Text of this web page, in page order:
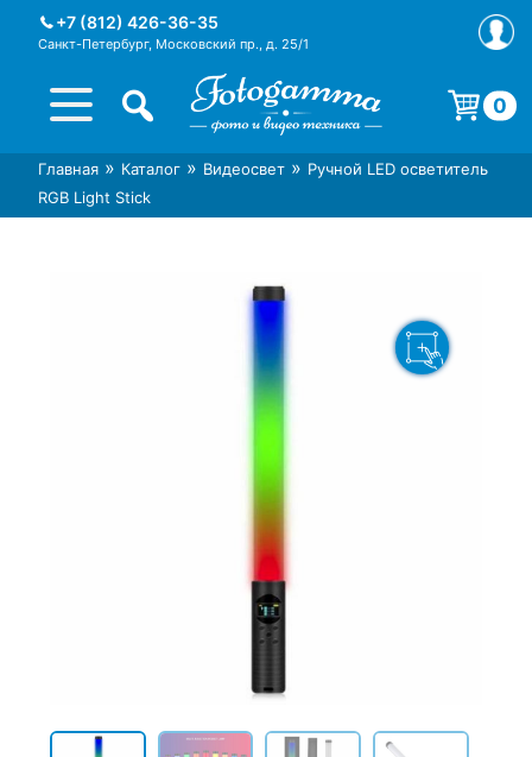
+7 (812) 426-36-35
Санкт-Петербург, Московский пр., д. 25/1
Интернет-магазин фототехники
Магазин фотоаксессуаров foto-
0
Корзина пуста.
Главная » Каталог » Видеосвет » Ручной LED осветитель
RGB Light Stick